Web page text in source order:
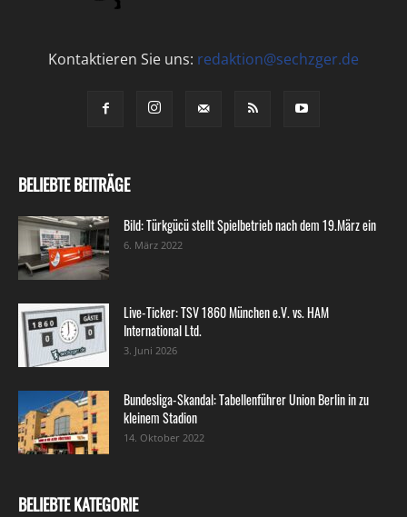
Kontaktieren Sie uns: redaktion@sechzger.de
BELIEBTE BEITRÄGE
Bild: Türkgücü stellt Spielbetrieb nach dem 19.März ein
6. März 2022
Live-Ticker: TSV 1860 München e.V. vs. HAM
International Ltd.
3. Juni 2026
Bundesliga-Skandal: Tabellenführer Union Berlin in zu
kleinem Stadion
14. Oktober 2022
BELIEBTE KATEGORIE